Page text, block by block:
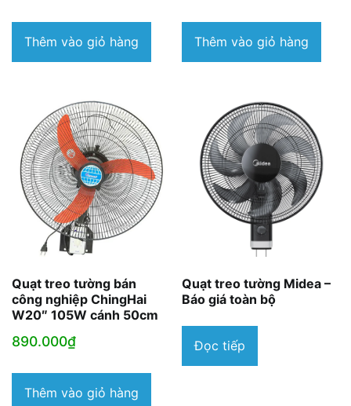
là:
1.980.000₫.
Thêm vào giỏ hàng Thêm vào giỏ hàng
Quạt treo tường bán
công nghiệp ChingHai
W20″ 105W cánh 50cm
890.000₫
Thêm vào giỏ hàng
Quạt treo tường Midea –
Báo giá toàn bộ
Đọc tiếp